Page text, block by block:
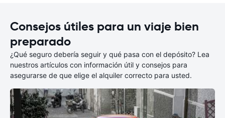
Consejos útiles para un viaje bien
preparado
¿Qué seguro debería seguir y qué pasa con el depósito? Lea
nuestros artículos con información útil y consejos para
asegurarse de que elige el alquiler correcto para usted.